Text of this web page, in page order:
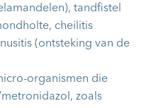
tandfistel
cheilitis
(ontsteking van de
organismen die
zoals